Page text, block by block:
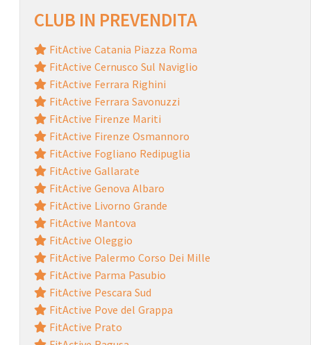
CLUB IN PREVENDITA
FitActive Catania Piazza Roma
FitActive Cernusco Sul Naviglio
FitActive Ferrara Righini
FitActive Ferrara Savonuzzi
FitActive Firenze Mariti
FitActive Firenze Osmannoro
FitActive Fogliano Redipuglia
FitActive Gallarate
FitActive Genova Albaro
FitActive Livorno Grande
FitActive Mantova
FitActive Oleggio
FitActive Palermo Corso Dei Mille
FitActive Parma Pasubio
FitActive Pescara Sud
FitActive Pove del Grappa
FitActive Prato